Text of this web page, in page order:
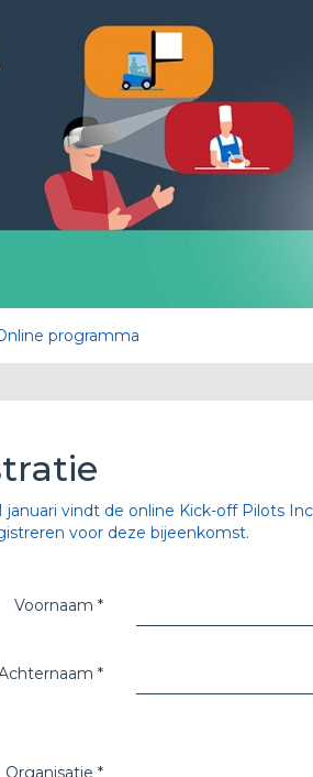
programma
januari vindt de online Kick-off Pilots
voor deze bijeenkomst.
Voornaam *
*
Organisatie *